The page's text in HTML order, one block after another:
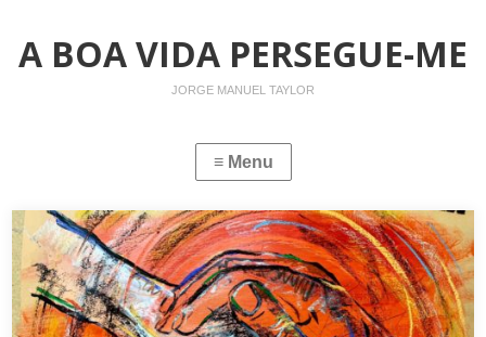
A BOA VIDA PERSEGUE-ME
JORGE MANUEL TAYLOR